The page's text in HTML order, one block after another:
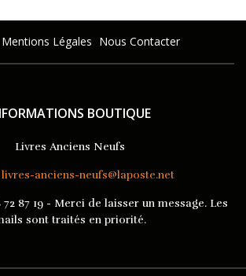
Mentions Légales Nous Contacter
BOUTIQUE
Livres Anciens Neufs
livres-anciens-neufs@laposte.net
72 87 19 - Merci de laisser un message. Les
sont traités en priorité.